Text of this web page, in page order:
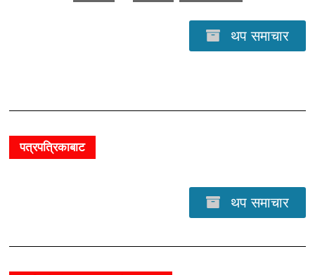
थप समाचार
पत्रपत्रिकाबाट
थप समाचार